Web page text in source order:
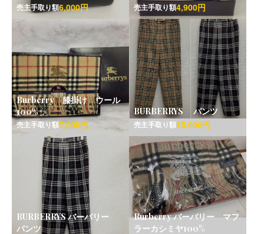
売主手取り額6,000円 売主手取り額4,900円
Burberry 膝掛け ウール
100%
売主手取り額7,000円
BURBERRYS パンツ
売主手取り額15,000円
BURBERRYS バーバリー
パンツ
Burberry バーバリー マフ
ラーカシミヤ100%